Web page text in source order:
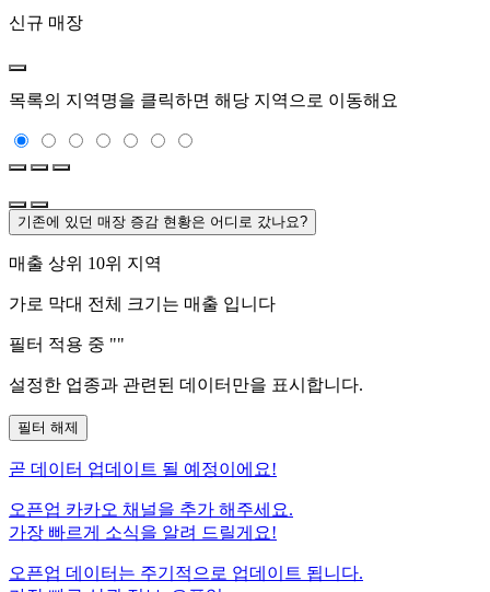
신규 매장
목록의 지역명을 클릭하면 해당 지역으로 이동해요
기존에 있던 매장 증감 현황은 어디로 갔나요?
매출 상위 10위 지역
가로 막대 전체 크기는 매출 입니다
필터 적용 중 ""
설정한 업종과 관련된 데이터만을 표시합니다.
필터 해제
곧 데이터 업데이트 될 예정이에요!
오픈업 카카오 채널을 추가 해주세요.
가장 빠르게 소식을 알려 드릴게요!
오픈업 데이터는 주기적으로 업데이트 됩니다.